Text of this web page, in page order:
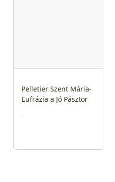
Pelletier Szent Mária-
Eufrázia a Jó Pásztor
-